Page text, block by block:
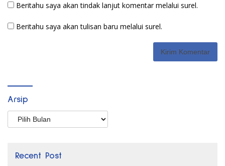
Beritahu saya akan tindak lanjut komentar melalui surel.
Beritahu saya akan tulisan baru melalui surel.
Arsip
Arsip
Recent Post